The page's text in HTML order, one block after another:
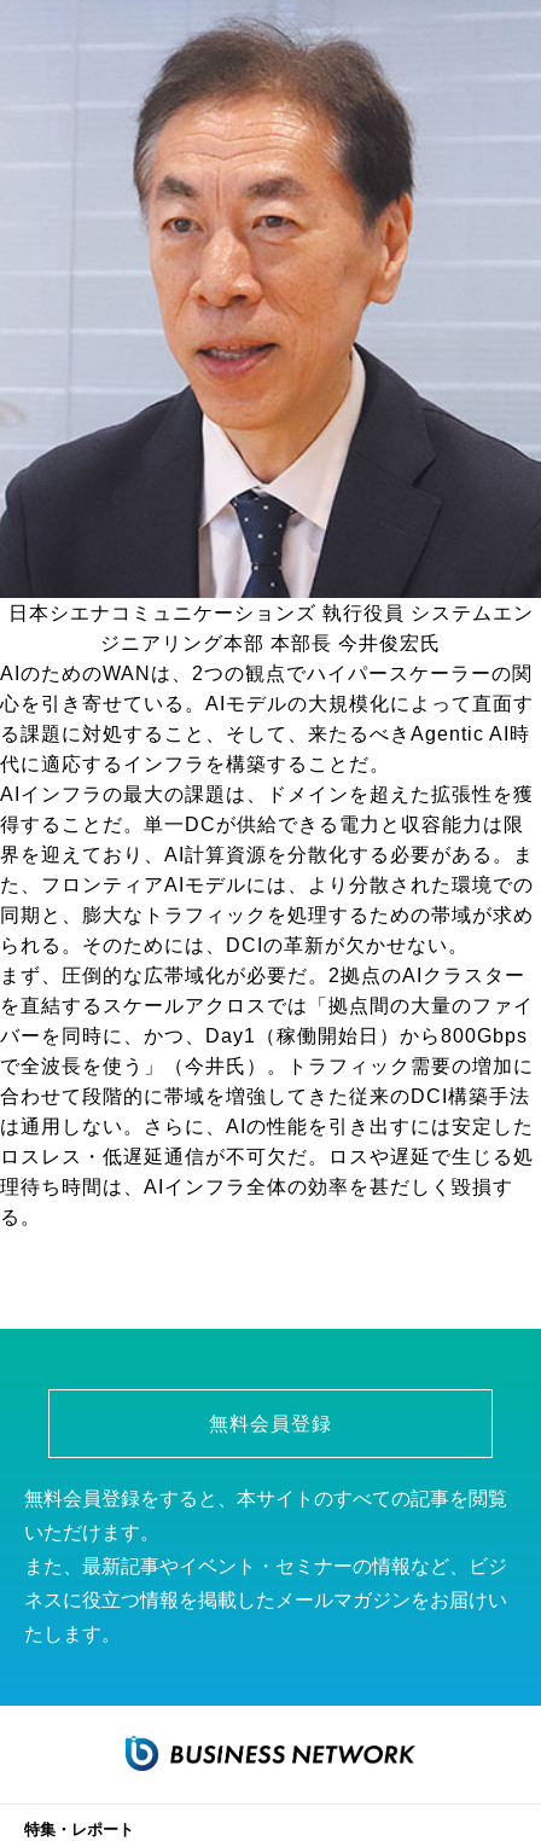
日本シエナコミュニケーションズ 執行役員 システムエン
ジニアリング本部 本部長 今井俊宏氏
AIのためのWANは、2つの観点でハイパースケーラーの関
心を引き寄せている。AIモデルの大規模化によって直面す
る課題に対処すること、そして、来たるべきAgentic AI時
代に適応するインフラを構築することだ。
AIインフラの最大の課題は、ドメインを超えた拡張性を獲
得することだ。単一DCが供給できる電力と収容能力は限
界を迎えており、AI計算資源を分散化する必要がある。ま
た、フロンティアAIモデルには、より分散された環境での
同期と、膨大なトラフィックを処理するための帯域が求め
られる。そのためには、DCIの革新が欠かせない。
まず、圧倒的な広帯域化が必要だ。2拠点のAIクラスター
を直結するスケールアクロスでは「拠点間の大量のファイ
バーを同時に、かつ、Day1（稼働開始日）から800Gbps
で全波長を使う」（今井氏）。トラフィック需要の増加に
合わせて段階的に帯域を増強してきた従来のDCI構築手法
は通用しない。さらに、AIの性能を引き出すには安定した
ロスレス・低遅延通信が不可欠だ。ロスや遅延で生じる処
理待ち時間は、AIインフラ全体の効率を甚だしく毀損す
る。
無料会員登録
無料会員登録をすると、本サイトのすべての記事を閲覧
いただけます。
また、最新記事やイベント・セミナーの情報など、ビジ
ネスに役立つ情報を掲載したメールマガジンをお届けい
たします。
特集・レポート